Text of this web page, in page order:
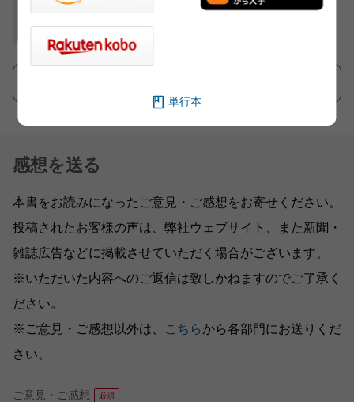
感想を送る
本書をお読みになったご意見・ご感想をお寄せください。
投稿されたお客様の声は、弊社ウェブサイト、また新聞・
雑誌広告などに掲載させていただく場合がございます。
※いただいた内容へのご返信は致しかねますのでご了承く
ださい。
※ご意見・ご感想以外は、
こちらから各部門にお送りくだ
さい。
ご意見・ご感想
単行本